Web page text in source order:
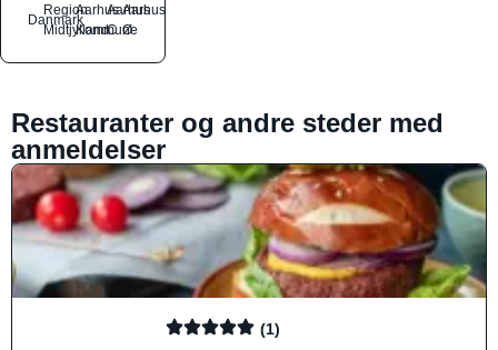
Danmark
Region
Midtjylland
Aarhus
Kommune
Aarhus
C
Aarhus
Ø
Restauranter og andre steder med
anmeldelser
(1)